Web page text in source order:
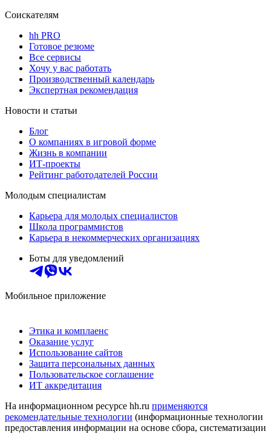
Соискателям
hh PRO
Готовое резюме
Все сервисы
Хочу у вас работать
Производственный календарь
Экспертная рекомендация
Новости и статьи
Блог
О компаниях в игровой форме
Жизнь в компании
ИТ-проекты
Рейтинг работодателей России
Молодым специалистам
Карьера для молодых специалистов
Школа программистов
Карьера в некоммерческих организациях
Боты для уведомлений
Мобильное приложение
Этика и комплаенс
Оказание услуг
Использование сайтов
Защита персональных данных
Пользовательское соглашение
ИТ аккредитация
На информационном ресурсе hh.ru применяются
рекомендательные технологии (информационные технологии
предоставления информации на основе сбора, систематизации